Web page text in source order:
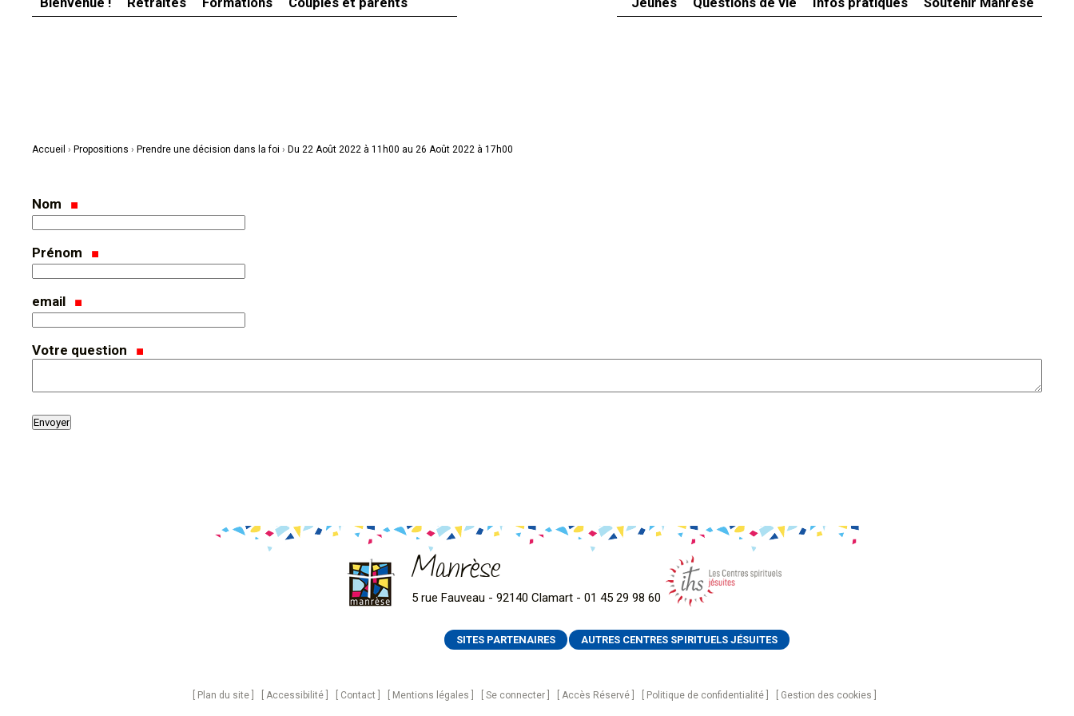
Accueil › Propositions › Prendre une décision dans la foi › Du 22 Août 2022 à 11h00 au 26 Août 2022 à 17h00
Nom
Prénom
email
Votre question
Manrèse
5 rue Fauveau - 92140 Clamart - 01 45 29 98 60
SITES PARTENAIRES AUTRES CENTRES SPIRITUELS JÉSUITES
Plan du site Accessibilité Contact Mentions légales Se connecter Accès Réservé Politique de confidentialité Gestion des cookies